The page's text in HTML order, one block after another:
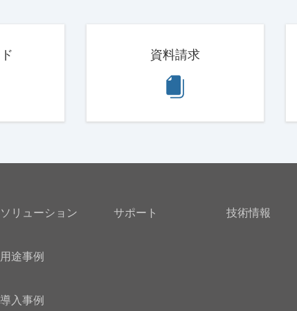
資料請求
ソリューション
用途事例
導入事例
サポート 技術情報